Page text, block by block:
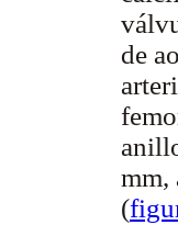
de
mm,
(